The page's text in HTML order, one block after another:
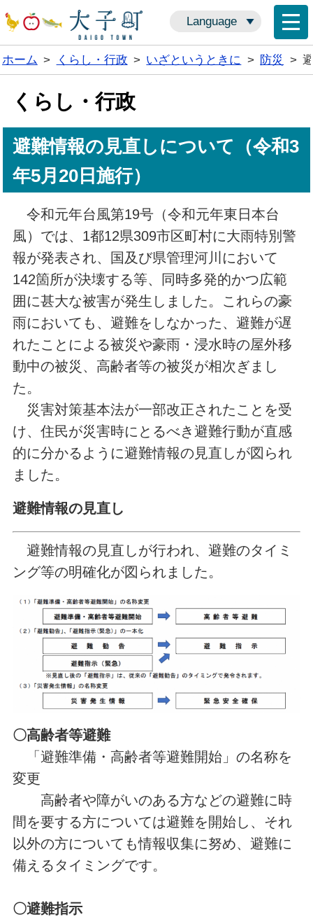
Language
ホーム > くらし・行政 > いざというときに > 防災 >
くらし・行政
避難情報の見直しについて（令和3
年5月20日施行）
令和元年台風第19号（令和元年東日本台
風）では、1都12県309市区町村に大雨特別警
報が発表され、国及び県管理河川において
142箇所が決壊する等、同時多発的かつ広範
囲に甚大な被害が発生しました。これらの豪
雨においても、避難をしなかった、避難が遅
れたことによる被災や豪雨・浸水時の屋外移
動中の被災、高齢者等の被災が相次ぎまし
た。
災害対策基本法が一部改正されたことを受
け、住民が災害時にとるべき避難行動が直感
的に分かるように避難情報の見直しが図られ
ました。
避難情報の見直し
避難情報の見直しが行われ、避難のタイミ
ング等の明確化が図られました。
〇高齢者等避難
「避難準備・高齢者等避難開始」の名称を
変更
高齢者や障がいのある方などの避難に時
間を要する方については避難を開始し、それ
以外の方についても情報収集に努め、避難に
備えるタイミングです。
〇避難指示